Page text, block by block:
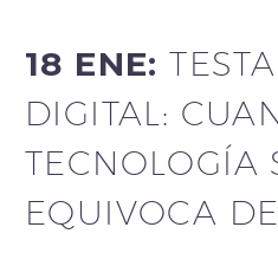
18 ENE:
DIGITAL:
TECNOLOGÍA
EQUIVOCA